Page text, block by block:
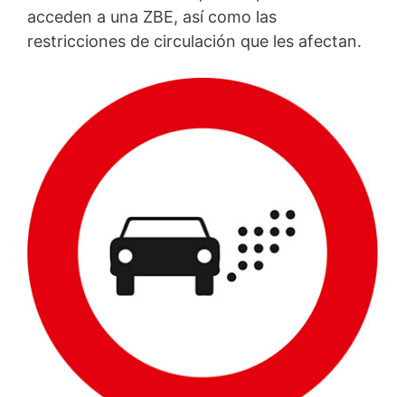
acceden a una ZBE, así como las
restricciones de circulación que les afectan.